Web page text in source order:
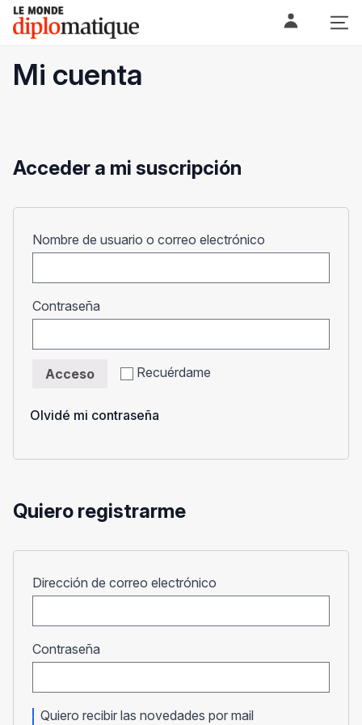
Skip
content
Le monde diplomatique
Mi cuenta
Acceder a mi suscripción
Nombre de usuario o correo electrónico
Contraseña
Recuérdame
Acceso
Olvidé mi contraseña
Quiero registrarme
Dirección de correo electrónico
Contraseña
Quiero recibir las novedades por mail